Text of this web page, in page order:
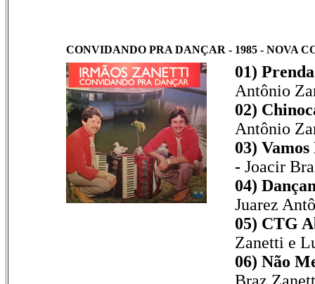
CONVIDANDO PRA DANÇAR - 1985 - NOVA
01)
Antônio
02)
Antônio
03) Vamos
-Joacir
04)
Juarez
05) CTG
Zanetti e
06) Não
Braz